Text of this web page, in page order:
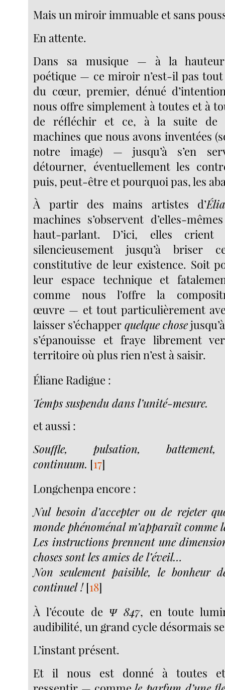
Mais un miroir immuable et sans
En attente.
Dans sa musique — à la
poétique — ce miroir n’est-il pas
du cœur, premier, dénué
nous offre simplement à toutes et à
de réfléchir et ce, à la suite de
machines que nous avons inventées
notre image) — jusqu’à s’en
détourner, éventuellement les
puis, peut-être et pourquoi pas, les
À partir des mains artistes d’
machines s’observent d’elles-
haut-parlant. D’ici, elles crient
silencieusement jusqu’à briser
constitutive de leur existence. Soit
leur espace technique et
comme nous l’offre la
œuvre — et tout particulièrement
laisser s’échapper quelque chose
s’épanouisse et fraye librement
territoire où plus rien n’est à saisir.
Éliane Radigue :
Temps suspendu dans l’unité-mesure.
et aussi :
Souffle, pulsation, battement,
continuum. [17]
Longchenpa encore :
Nul besoin d’accepter ou de rejeter
monde phénoménal m’apparaît comme
Les instructions prennent une
choses sont les amies de l’éveil…
Non seulement paisible, le bonheur
continuel ![18]
À l’écoute de Ψ 847, en toute
audibilité, un grand cycle désormais
L’instant présent.
Et il nous est donné à toutes